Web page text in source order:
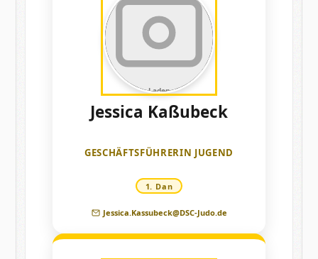
Laden
Jessica Kaßubeck
GESCHÄFTSFÜHRERIN JUGEND
1. Dan
Jessica.Kassubeck@DSC-Judo.de